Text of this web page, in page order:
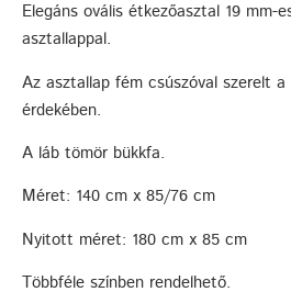
Elegáns ovális étkezőasztal 19 mm-
asztallappal.
Az asztallap fém csúszóval szerelt
érdekében.
A láb tömör bükkfa.
Méret: 140 cm x 85/76 cm
Nyitott méret: 180 cm x 85 cm
Többféle színben rendelhető.